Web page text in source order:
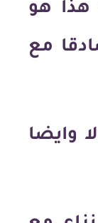
هذا هو
مع
وايضا